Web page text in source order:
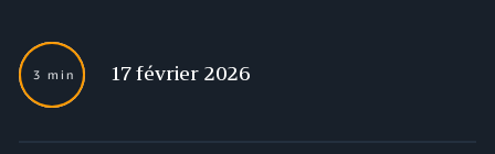
3 min 17 février 2026